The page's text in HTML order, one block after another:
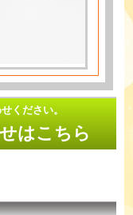
ください。
はこちら